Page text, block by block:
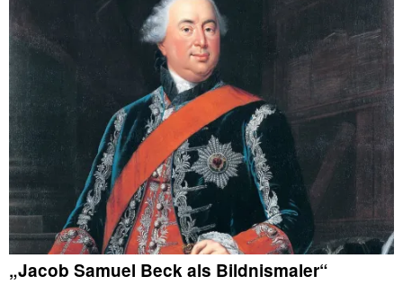
„Jacob Samuel Beck als Bildnismaler“